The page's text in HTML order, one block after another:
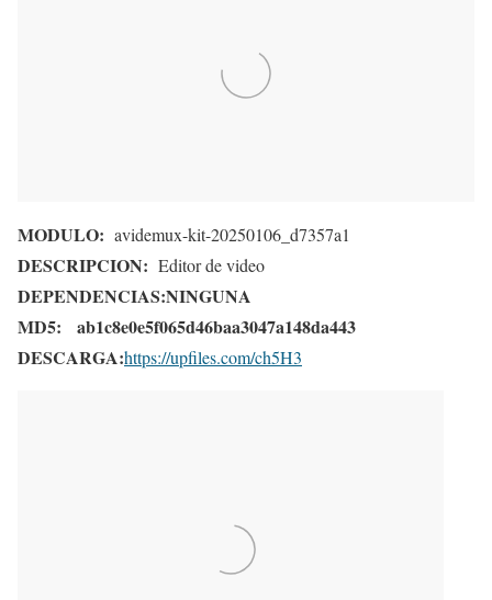
MODULO: avidemux-kit-20250106_d7357a1
DESCRIPCION: Editor de video
DEPENDENCIAS:NINGUNA
MD5: ab1c8e0e5f065d46baa3047a148da443
DESCARGA:https://upfiles.com/ch5H3